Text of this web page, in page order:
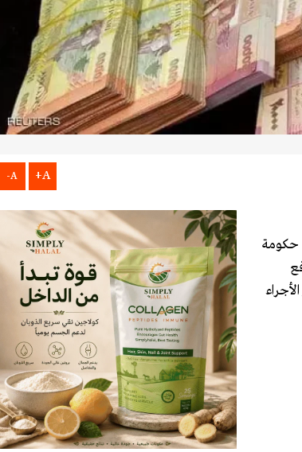
A+
A-
حكومة
بدفع
2021، وكذلك أجور الأجراء